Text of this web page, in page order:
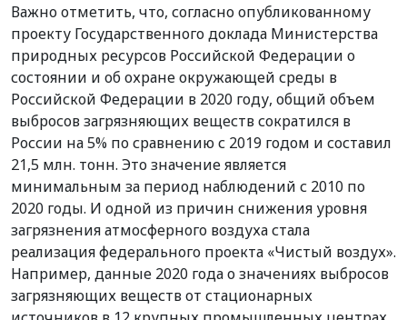
Важно отметить, что, согласно опубликованному
проекту Государственного доклада Министерства
природных ресурсов Российской Федерации о
состоянии и об охране окружающей среды в
Российской Федерации в 2020 году, общий объем
выбросов загрязняющих веществ сократился в
России на 5% по сравнению с 2019 годом и составил
21,5 млн. тонн. Это значение является
минимальным за период наблюдений с 2010 по
2020 годы. И одной из причин снижения уровня
загрязнения атмосферного воздуха стала
реализация федерального проекта «Чистый воздух».
Например, данные 2020 года о значениях выбросов
загрязняющих веществ от стационарных